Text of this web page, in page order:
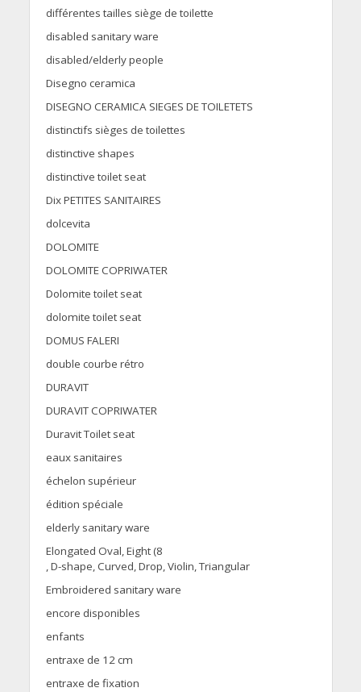
différentes tailles siège de toilette
disabled sanitary ware
disabled/elderly people
Disegno ceramica
DISEGNO CERAMICA SIEGES DE TOILETETS
distinctifs sièges de toilettes
distinctive shapes
distinctive toilet seat
Dix PETITES SANITAIRES
dolcevita
DOLOMITE
DOLOMITE COPRIWATER
Dolomite toilet seat
dolomite toilet seat
DOMUS FALERI
double courbe rétro
DURAVIT
DURAVIT COPRIWATER
Duravit Toilet seat
eaux sanitaires
échelon supérieur
édition spéciale
elderly sanitary ware
Elongated Oval, Eight (8
, D-shape, Curved, Drop, Violin, Triangular
Embroidered sanitary ware
encore disponibles
enfants
entraxe de 12 cm
entraxe de fixation